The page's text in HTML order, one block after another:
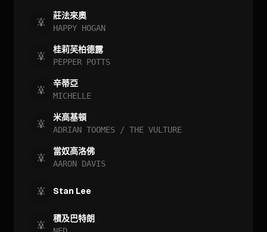
莊法來奧
HAPPY HOGAN
桂莉芙柏德露
PEPPER POTTS
辛蒂亞
MICHELLE
米高基頓
ADRIAN TOOMES / THE VULTURE
當奴高洛佛
AARON DAVIS
Stan Lee
積及巴特朗